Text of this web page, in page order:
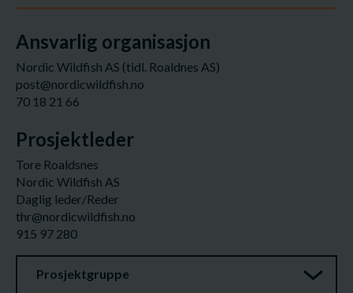
Ansvarlig organisasjon
Nordic Wildfish AS (tidl. Roaldnes AS)
post@nordicwildfish.no
70 18 21 66
Prosjektleder
Tore Roaldsnes
Nordic Wildfish AS
Daglig leder/Reder
thr@nordicwildfish.no
915 97 280
Prosjektgruppe